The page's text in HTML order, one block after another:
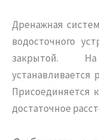
Дренажная
водосточного
закрытой.
Присоединяется
достаточное